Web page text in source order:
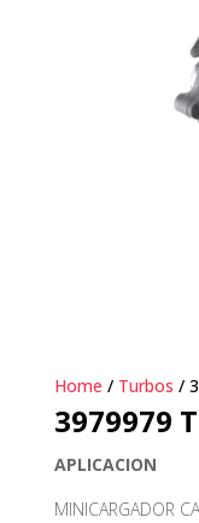
Home / Turbos /
3979979
APLICACION
MINICARGADOR